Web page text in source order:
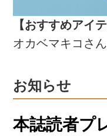
【おすすめアイテ
オカベマキコさ
お知らせ
本誌読者プ